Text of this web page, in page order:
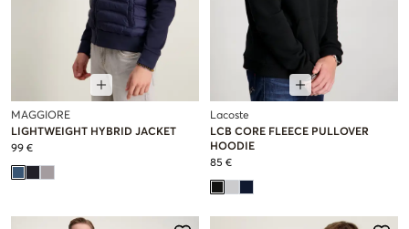
MAGGIORE
LIGHTWEIGHT HYBRID JACKET
99 €
Lacoste
LCB CORE FLEECE PULLOVER
HOODIE
85 €